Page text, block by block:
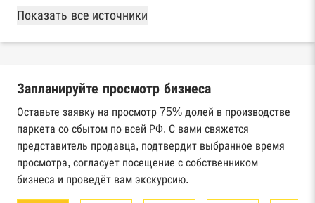
База Росстата
Реестры ЕГРЮЛ и ЕГРИП Федеральной
Реестр государственных контрактов
Федерального казначейства
Картотека арбитражных дел Высшего
арбитражного суда
Единый федеральный реестр сведений о
Показать все источники
Запланируйте просмотр бизнеса
Оставьте заявку на просмотр 75% долей в производстве
паркета со сбытом по всей РФ. С вами свяжется
представитель продавца, подтвердит выбранное время
просмотра, согласует посещение с собственником
бизнеса и проведёт вам экскурсию.